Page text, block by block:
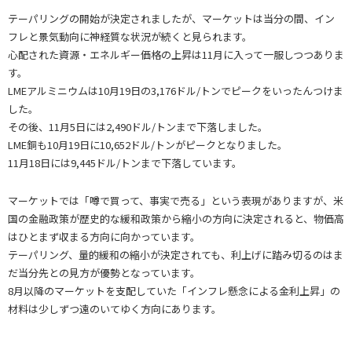
テーパリングの開始が決定されましたが、マーケットは当分の間、イン
フレと景気動向に神経質な状況が続くと見られます。
心配された資源・エネルギー価格の上昇は11月に入って一服しつつありま
す。
LMEアルミニウムは10月19日の3,176ドル/トンでピークをいったんつけま
した。
その後、11月5日には2,490ドル/トンまで下落しました。
LME銅も10月19日に10,652ドル/トンがピークとなりました。
11月18日には9,445ドル/トンまで下落しています。
マーケットでは「噂で買って、事実で売る」という表現がありますが、米
国の金融政策が歴史的な緩和政策から縮小の方向に決定されると、物価高
はひとまず収まる方向に向かっています。
テーパリング、量的緩和の縮小が決定されても、利上げに踏み切るのはま
だ当分先との見方が優勢となっています。
8月以降のマーケットを支配していた「インフレ懸念による金利上昇」の
材料は少しずつ遠のいてゆく方向にあります。